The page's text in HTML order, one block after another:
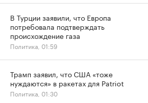
В Турции заявили, что Европа
потребовала подтверждать
происхождение газа
Политика, 01:59
Трамп заявил, что США «тоже
нуждаются» в ракетах для Patriot
Политика, 01:30